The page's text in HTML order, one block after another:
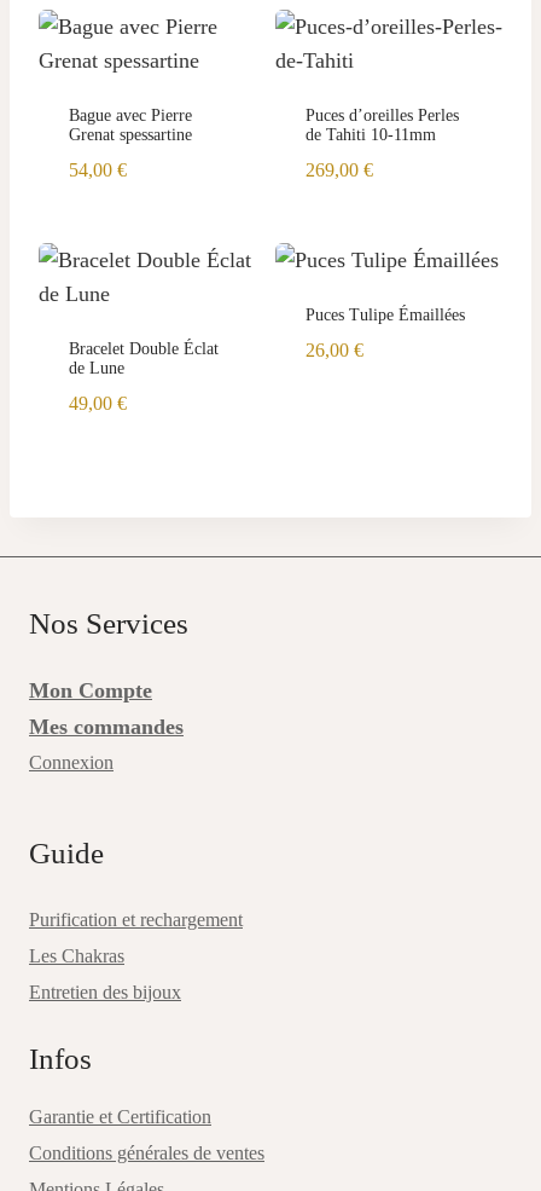
Bague avec Pierre
Grenat spessartine
54,00 €
Puces d’oreilles Perles
de Tahiti 10-11mm
269,00 €
Bracelet Double Éclat
de Lune
49,00 €
Puces Tulipe Émaillées
26,00 €
Nos Services
Mon Compte
Mes commandes
Connexion
Guide
Purification et rechargement
Les Chakras
Entretien des bijoux
Infos
Garantie et Certification
Conditions générales de ventes